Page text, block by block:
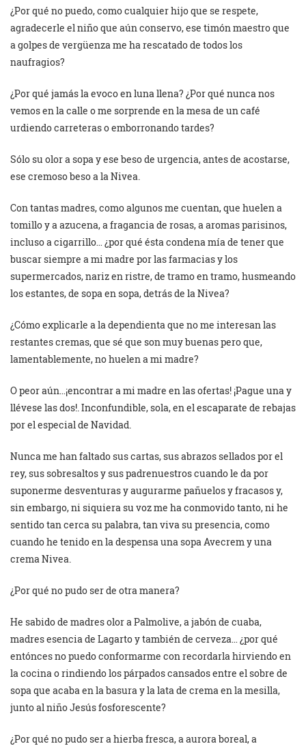
¿Por qué no puedo, como cualquier hijo que se respete,
agradecerle el niño que aún conservo, ese timón maestro que
a golpes de vergüenza me ha rescatado de todos los
naufragios?
¿Por qué jamás la evoco en luna llena? ¿Por qué nunca nos
vemos en la calle o me sorprende en la mesa de un café
urdiendo carreteras o emborronando tardes?
Sólo su olor a sopa y ese beso de urgencia, antes de acostarse,
ese cremoso beso a la Nivea.
Con tantas madres, como algunos me cuentan, que huelen a
tomillo y a azucena, a fragancia de rosas, a aromas parisinos,
incluso a cigarrillo… ¿por qué ésta condena mía de tener que
buscar siempre a mi madre por las farmacias y los
supermercados, nariz en ristre, de tramo en tramo, husmeando
los estantes, de sopa en sopa, detrás de la Nivea?
¿Cómo explicarle a la dependienta que no me interesan las
restantes cremas, que sé que son muy buenas pero que,
lamentablemente, no huelen a mi madre?
O peor aún…¡encontrar a mi madre en las ofertas! ¡Pague una y
llévese las dos!. Inconfundible, sola, en el escaparate de rebajas
por el especial de Navidad.
Nunca me han faltado sus cartas, sus abrazos sellados por el
rey, sus sobresaltos y sus padrenuestros cuando le da por
suponerme desventuras y augurarme pañuelos y fracasos y,
sin embargo, ni siquiera su voz me ha conmovido tanto, ni he
sentido tan cerca su palabra, tan viva su presencia, como
cuando he tenido en la despensa una sopa Avecrem y una
crema Nivea.
¿Por qué no pudo ser de otra manera?
He sabido de madres olor a Palmolive, a jabón de cuaba,
madres esencia de Lagarto y también de cerveza… ¿por qué
entónces no puedo conformarme con recordarla hirviendo en
la cocina o rindiendo los párpados cansados entre el sobre de
sopa que acaba en la basura y la lata de crema en la mesilla,
junto al niño Jesús fosforescente?
¿Por qué no pudo ser a hierba fresca, a aurora boreal, a